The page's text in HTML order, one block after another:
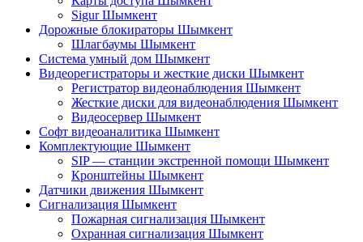
Sigur Шымкент
Дорожные блокираторы Шымкент
Шлагбаумы Шымкент
Система умный дом Шымкент
Видеорегистраторы и жесткие диски Шымкент
Регистратор видеонаблюдения Шымкент
Жесткие диски для видеонаблюдения Шымкент
Видеосервер Шымкент
Софт видеоаналитика Шымкент
Комплектующие Шымкент
SIP — станции экстренной помощи Шымкент
Кронштейны Шымкент
Датчики движения Шымкент
Сигнализация Шымкент
Пожарная сигнализация Шымкент
Охранная сигнализация Шымкент